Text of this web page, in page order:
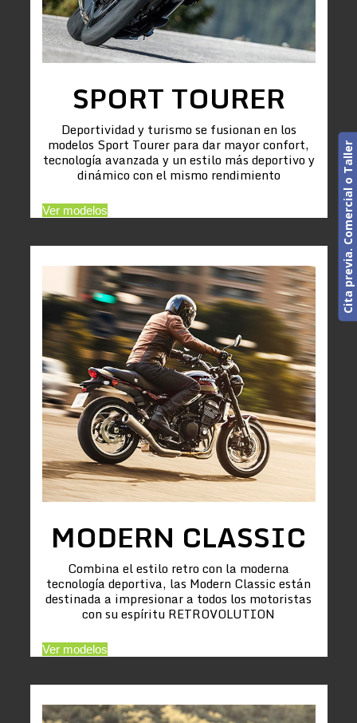
SPORT TOURER
Deportividad y turismo se fusionan en los
modelos Sport Tourer para dar mayor confort,
tecnología avanzada y un estilo más deportivo y
dinámico con el mismo rendimiento
Ver modelos
MODERN CLASSIC
Combina el estilo retro con la moderna
tecnología deportiva, las Modern Classic están
destinada a impresionar a todos los motoristas
con su espíritu RETROVOLUTION
Ver modelos
Cita previa. Comercial o Taller